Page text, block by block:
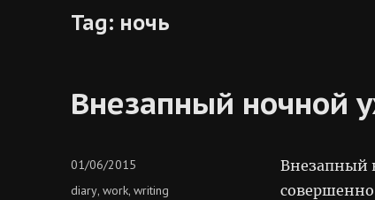
Tag: ночь
Внезапный ночной
Внезапный
совершенно
Posted
01/06/2015
Categories
diary,work,writing